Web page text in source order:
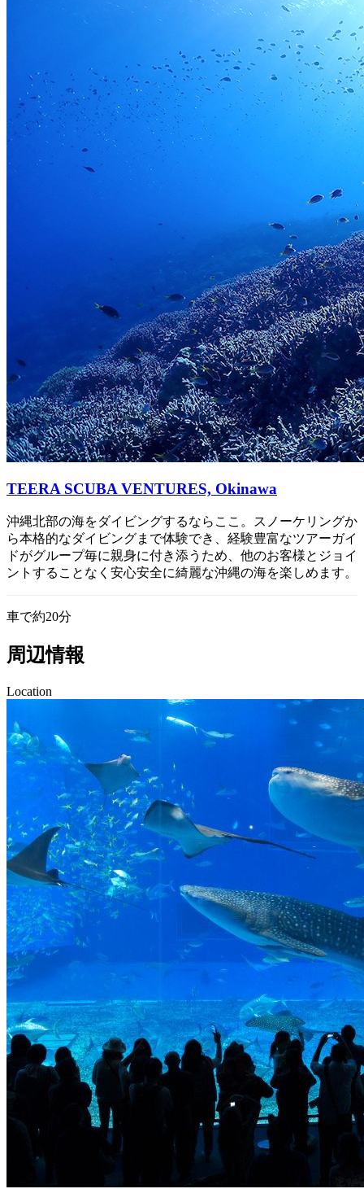
TEERA SCUBA VENTURES, Okinawa
沖縄北部の海をダイビングするならここ。スノーケリングか
ら本格的なダイビングまで体験でき、経験豊富なツアーガイ
ドがグループ毎に親身に付き添うため、他のお客様とジョイ
ントすることなく安心安全に綺麗な沖縄の海を楽しめます。
車で約20分
周辺情報
Location